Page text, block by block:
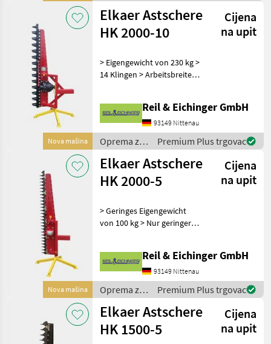
Elkaer
ODABERITE
KATEGORIJU
Elkaer
Greentec
Fehrenbach
Relt
MARKETPLACE
Marketplace
Ponude
Mali
uređenje
drveća /
Elkaer
Nova mašina
Elkaer Astschere
HK 2000-10
Cijena
na upit
> Eigengewicht von 230 kg >
14 Klingen > Arbeitsbreite
Dicke > Öldurchfluss von 50
Litern pro Minute ASTSCHE
Reil & Eichinger GmbH
93149 Nittenau
Oprema za
uređenje
drveća /
Elkaer
Premium Plus trgovac
Nova mašina
Elkaer Astschere
HK 2000-5
Cijena
na upit
> Geringes Eigengewicht
von 100 kg > Nur geringer
umherfliegende Teile wie
Aststücke oder Sägespäne >
Arbeitsbreite von 2
Reil & Eichinger GmbH
93149 Nittenau
Oprema za
uređenje
drveća /
Elkaer
Premium Plus trgovac
Elkaer Astschere
HK 1500-5
Cijena
na upit